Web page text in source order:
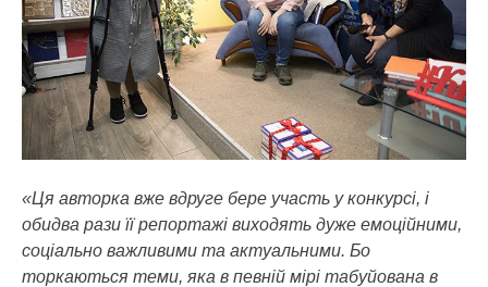
«Ця авторка вже вдруге бере участь у конкурсі, і
обидва рази її репортажі виходять дуже емоційними,
соціально важливими та актуальними. Бо
торкаються теми, яка в певній мірі табуйована в